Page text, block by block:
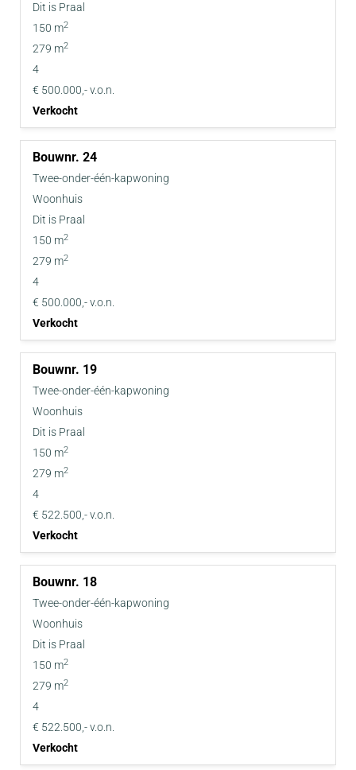
Dit is Praal
150 m2
279 m2
4
€ 500.000,- v.o.n.
Verkocht
24
Twee-onder-één-kapwoning
Woonhuis
Dit is Praal
150 m2
279 m2
4
€ 500.000,- v.o.n.
Verkocht
19
Twee-onder-één-kapwoning
Woonhuis
Dit is Praal
150 m2
279 m2
4
€ 522.500,- v.o.n.
Verkocht
18
Twee-onder-één-kapwoning
Woonhuis
Dit is Praal
150 m2
279 m2
4
€ 522.500,- v.o.n.
Verkocht